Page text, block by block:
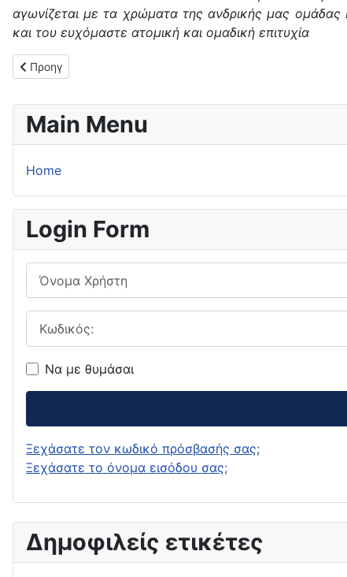
αγωνίζεται με τα χρώματα της ανδρικής μας
και του ευχόμαστε ατομική και ομαδική επιτυχία
Προηγούμενο άρθρο: Συμμετέχει στη Β΄ ΕΣΚΑΒΔΕ η ΓΕΚ!
Προηγ
Main Menu
Home
Login Form
Όνομα Χρήστη
Να με θυμάσαι
Ξεχάσατε τον κωδικό πρόσβασής σας;
Ξεχάσατε το όνομα εισόδου σας;
Δημοφιλείς ετικέτες